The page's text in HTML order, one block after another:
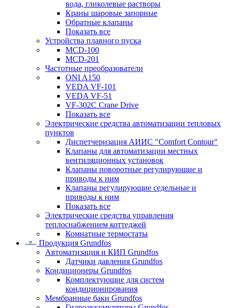
вода, гликолевые растворы
Краны шаровые запорные
Обратные клапаны
Показать все
Устройства плавного пуска
MCD-100
MCD-201
Частотные преобразователи
ONI A150
VEDA VF-101
VEDA VF-51
VF-302C Crane Drive
Показать все
Электрические средства автоматизации тепловых
пунктов
Диспетчеризация АИИС "Comfort Contour"
Клапаны для автоматизации местных
вентиляционных установок
Клапаны поворотные регулирующие и
приводы к ним
Клапаны регулирующие седельные и
приводы к ним
Показать все
Электрические средства управления
теплоснабжением коттеджей
Комнатные термостаты
Продукция Grundfos
Автоматизация и КИП Grundfos
Датчики давления Grundfos
Кондиционеры Grundfos
Комплектующие для систем
кондиционирования
Мембранные баки Grundfos